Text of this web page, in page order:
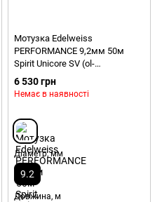
Мотузка Edelweiss
PERFORMANCE 9,2мм 50м
Spirit Unicore SV (ol-
3700288021694)
6 530 грн
Немає в наявності
Діаметр, мм
9.2
Довжина, м